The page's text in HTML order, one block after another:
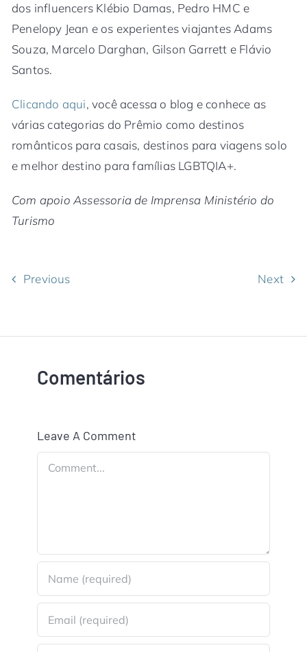
dos influencers Klébio Damas, Pedro HMC e
Penelopy Jean e os experientes viajantes Adams
Souza, Marcelo Darghan, Gilson Garrett e Flávio
Santos.
Clicando aqui, você acessa o blog e conhece as
várias categorias do Prêmio como destinos
românticos para casais, destinos para viagens solo
e melhor destino para famílias LGBTQIA+.
Com apoio Assessoria de Imprensa Ministério do
Turismo
Previous Next
Comentários
Leave A Comment
Comment